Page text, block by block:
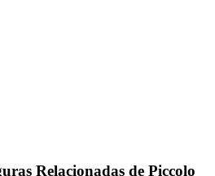
Relacionadas de Piccolo